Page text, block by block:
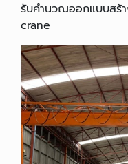
รับคำนวณออกแบบสร้
crane